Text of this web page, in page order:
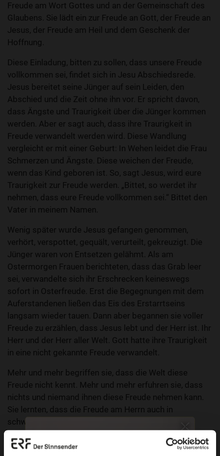
Freude am Wort Gottes und an der Gemeinschaft des
Glaubens. Sie lädt ein zur Freude an Gott, der Freude an
Jesus, der Freude am Heil und dem Geschenk der
Hoffnung.
Diese Einladung, bitten zu sollen, dass unsere Freude
vollkommen sei, findet sich in Jesu Abschiedsrede.
Jesus bereitet seine Jünger auf sein Leiden, den
Abschied und die Zeit ohne ihn vor. Er spricht davon,
dass Ängste und Traurigkeit über die Jünger kommen
werden. Aber er sagt auch, dass ihre Traurigkeit in
Freude verwandelt werden wird. Diese Wandlung
vergleicht er mit einer Geburt: In Wehen leidet die Frau
Schmerzen und Ängste. Diese weichen der Freude,
wenn das Kind geboren ist. So, sagt Jesus, wird eure
Traurigkeit zur Freude werden. „Bittet, so werdet ihr
nehmen, dass eure Freude vollkommen sei.“ Bittet den
Vater in meinem Namen.
Wenig später wurde Jesus gefangen genommen,
verhört, verspottet, gequält, verurteilt, gekreuzigt. Die
Jünger waren von Entsetzen gelähmt. Als am
Ostermorgen Frauen berichteten, dass das Grab leer
sei, verwandelte sich ihr Erschrecken keineswegs
sofort in Osterfreude. Erst die Begegnungen mit dem
Auferstandenen ließen das Eis des Erstarrtseins
langsam wieder tauen. Dann aber begannen sie voller
Freude zu erzählen, dass Jesus lebt und der Herr ist. Ihr
Herr und der Herr aller Welt. Gott hatte ihre Traurigkeit
in eine nicht gekannte Freude verwandelt.
Mehr und mehr begriffen sie, dass die Welt diese
Freude nicht kennt. Mehr und mehr erfuhren sie, dass
nichts und niemand ihnen diese Freude nehmen kann.
Sie lernten, dass die Freude am Herrn auch in
schwersten Zeiten, sogar in Bedrückung und